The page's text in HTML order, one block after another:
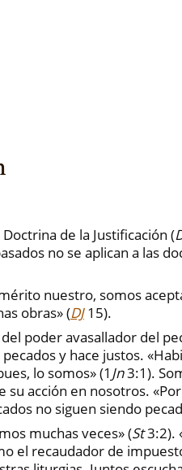
de la Justificación (
no se aplican a las
nuestro, somos
obras» (DJ15).
poder avasallador del
y hace justos.
lo somos» (1 Jn3:1).
acción en nosotros.
no siguen siendo
muchas veces» (St3:2).
recaudador de